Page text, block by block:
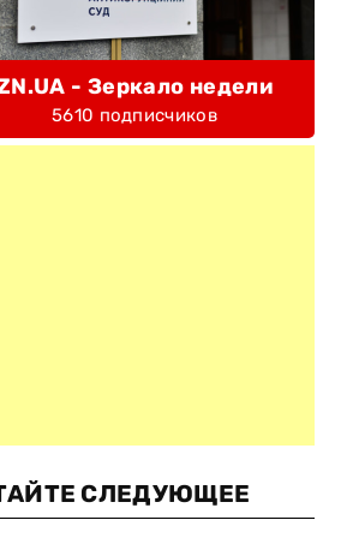
- Зеркало недели
5610 подписчиков
СЛЕДУЮЩЕЕ